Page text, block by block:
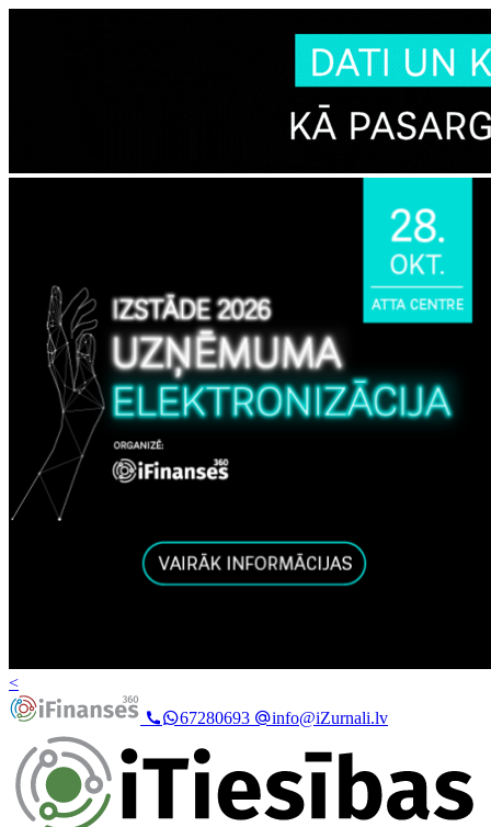
<
67280693
info@iZurnali.lv